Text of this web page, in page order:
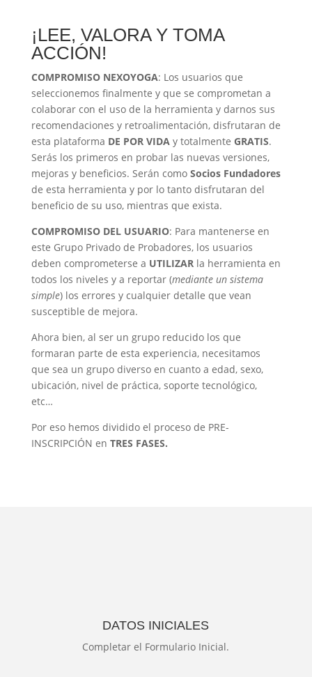
¡LEE, VALORA Y TOMA
ACCIÓN!
COMPROMISO NEXOYOGA: Los usuarios que
seleccionemos finalmente y que se comprometan a
colaborar con el uso de la herramienta y darnos sus
recomendaciones y retroalimentación, disfrutaran de
esta plataforma DE POR VIDAy totalmente GRATIS.
Serás los primeros en probar las nuevas versiones,
mejoras y beneficios. Serán como Socios Fundadores
de esta herramienta y por lo tanto disfrutaran del
beneficio de su uso, mientras que exista.
COMPROMISO DEL USUARIO: Para mantenerse en
este Grupo Privado de Probadores, los usuarios
deben comprometerse a UTILIZARla herramienta en
todos los niveles y a reportar (mediante un sistema
simple) los errores y cualquier detalle que vean
susceptible de mejora.
Ahora bien, al ser un grupo reducido los que
formaran parte de esta experiencia, necesitamos
que sea un grupo diverso en cuanto a edad, sexo,
ubicación, nivel de práctica, soporte tecnológico,
etc…
Por eso hemos dividido el proceso de PRE-
INSCRIPCIÓN en TRES FASES.
DATOS INICIALES
Completar el Formulario Inicial.